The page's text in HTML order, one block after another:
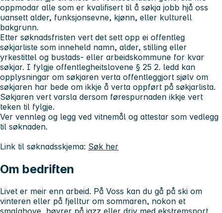
oppmodar alle som er kvalifisert til å søkja jobb hjå oss
uansett alder, funksjonsevne, kjønn, eller kulturell
bakgrunn.
Etter søknadsfristen vert det sett opp ei offentleg
søkjarliste som inneheld namn, alder, stilling eller
yrkestittel og bustads- eller arbeidskommune for kvar
søkjar. I fylgje offentlegheitslovene § 25 2. ledd kan
opplysningar om søkjaren verta offentleggjort sjølv om
søkjaren har bede om ikkje å verta oppført på søkjarlista.
Søkjaren vert varsla dersom førespurnaden ikkje vert
teken til fylgje.
Ver vennleg og legg ved vitnemål og attestar som vedlegg
til søknaden.
Link til søknadsskjema: Søk her
Om bedriften
Livet er meir enn arbeid. På Voss kan du gå på ski om
vinteren eller på fjelltur om sommaren, nokon et
smalahove, høyrer på jazz eller driv med ekstremsport.